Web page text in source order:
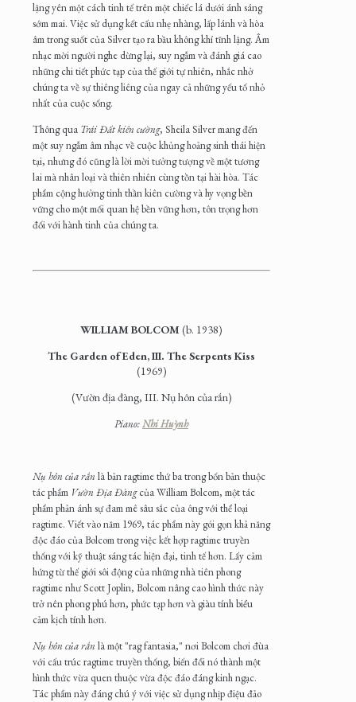
lặng yên một cách tinh tế trên một chiếc lá dưới ánh sáng
sớm mai. Việc sử dụng kết cấu nhẹ nhàng, lấp lánh và hòa
âm trong suốt của Silver tạo ra bầu không khí tĩnh lặng. Âm
nhạc mời người nghe dừng lại, suy ngẫm và đánh giá cao
những chi tiết phức tạp của thế giới tự nhiên, nhắc nhở
chúng ta về sự thiêng liêng của ngay cả những yếu tố nhỏ
nhất của cuộc sống.
Thông qua Trái Đất kiên cường, Sheila Silver mang đến
một suy ngẫm âm nhạc về cuộc khủng hoảng sinh thái hiện
tại, nhưng đó cũng là lời mời tưởng tượng về một tương
lai mà nhân loại và thiên nhiên cùng tồn tại hài hòa. Tác
phẩm cộng hưởng tinh thần kiên cường và hy vọng bền
vững cho một mối quan hệ bền vững hơn, tôn trọng hơn
đối với hành tinh của chúng ta.
WILLIAM BOLCOM(b. 1938)
The Garden of Eden, III. The Serpents Kiss
(1969)
(Vườn địa đàng, III. Nụ hôn của rắn)
Piano:Nhi Huỳnh
Nụ hôn của rắn là bản ragtime thứ ba trong bốn bản thuộc
tác phẩm Vườn Địa Đàngcủa William Bolcom, một tác
phẩm phản ánh sự đam mê sâu sắc của ông với thể loại
ragtime. Viết vào năm 1969, tác phẩm này gói gọn khả năng
độc đáo của Bolcom trong việc kết hợp ragtime truyền
thống với kỹ thuật sáng tác hiện đại, tinh tế hơn. Lấy cảm
hứng từ thế giới sôi động của những nhà tiên phong
ragtime như Scott Joplin, Bolcom nâng cao hình thức này
trở nên phong phú hơn, phức tạp hơn và giàu tính biểu
cảm kịch tính hơn.
Nụ hôn của rắn là một "rag fantasia," nơi Bolcom chơi đùa
với cấu trúc ragtime truyền thống, biến đổi nó thành một
hình thức vừa quen thuộc vừa độc đáo đáng kinh ngạc.
Tác phẩm này đáng chú ý với việc sử dụng nhịp điệu đảo